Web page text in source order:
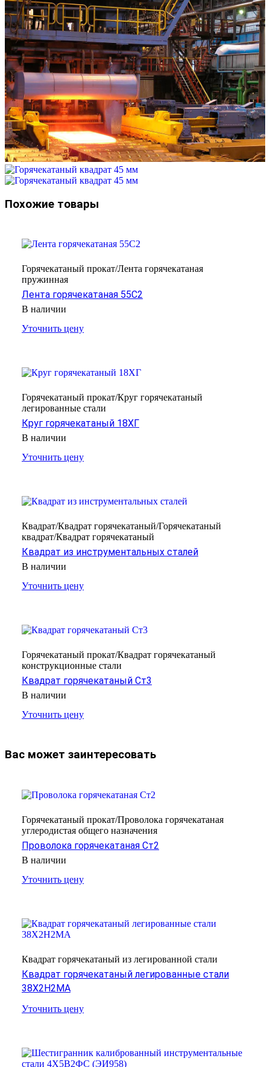
Похожие товары
Горячекатаный прокат/Лента горячекатаная
пружинная
Лента горячекатаная 55С2
В наличии
Уточнить цену
Горячекатаный прокат/Круг горячекатаный
легированные стали
Круг горячекатаный 18ХГ
В наличии
Уточнить цену
Квадрат/Квадрат горячекатаный/Горячекатаный
квадрат/Квадрат горячекатаный
Квадрат из инструментальных сталей
В наличии
Уточнить цену
Горячекатаный прокат/Квадрат горячекатаный
конструкционные стали
Квадрат горячекатаный Ст3
В наличии
Уточнить цену
Вас может заинтересовать
Горячекатаный прокат/Проволока горячекатаная
углеродистая общего назначения
Проволока горячекатаная Ст2
В наличии
Уточнить цену
Квадрат горячекатаный из легированной стали
Квадрат горячекатаный легированные стали
38Х2Н2МА
Уточнить цену